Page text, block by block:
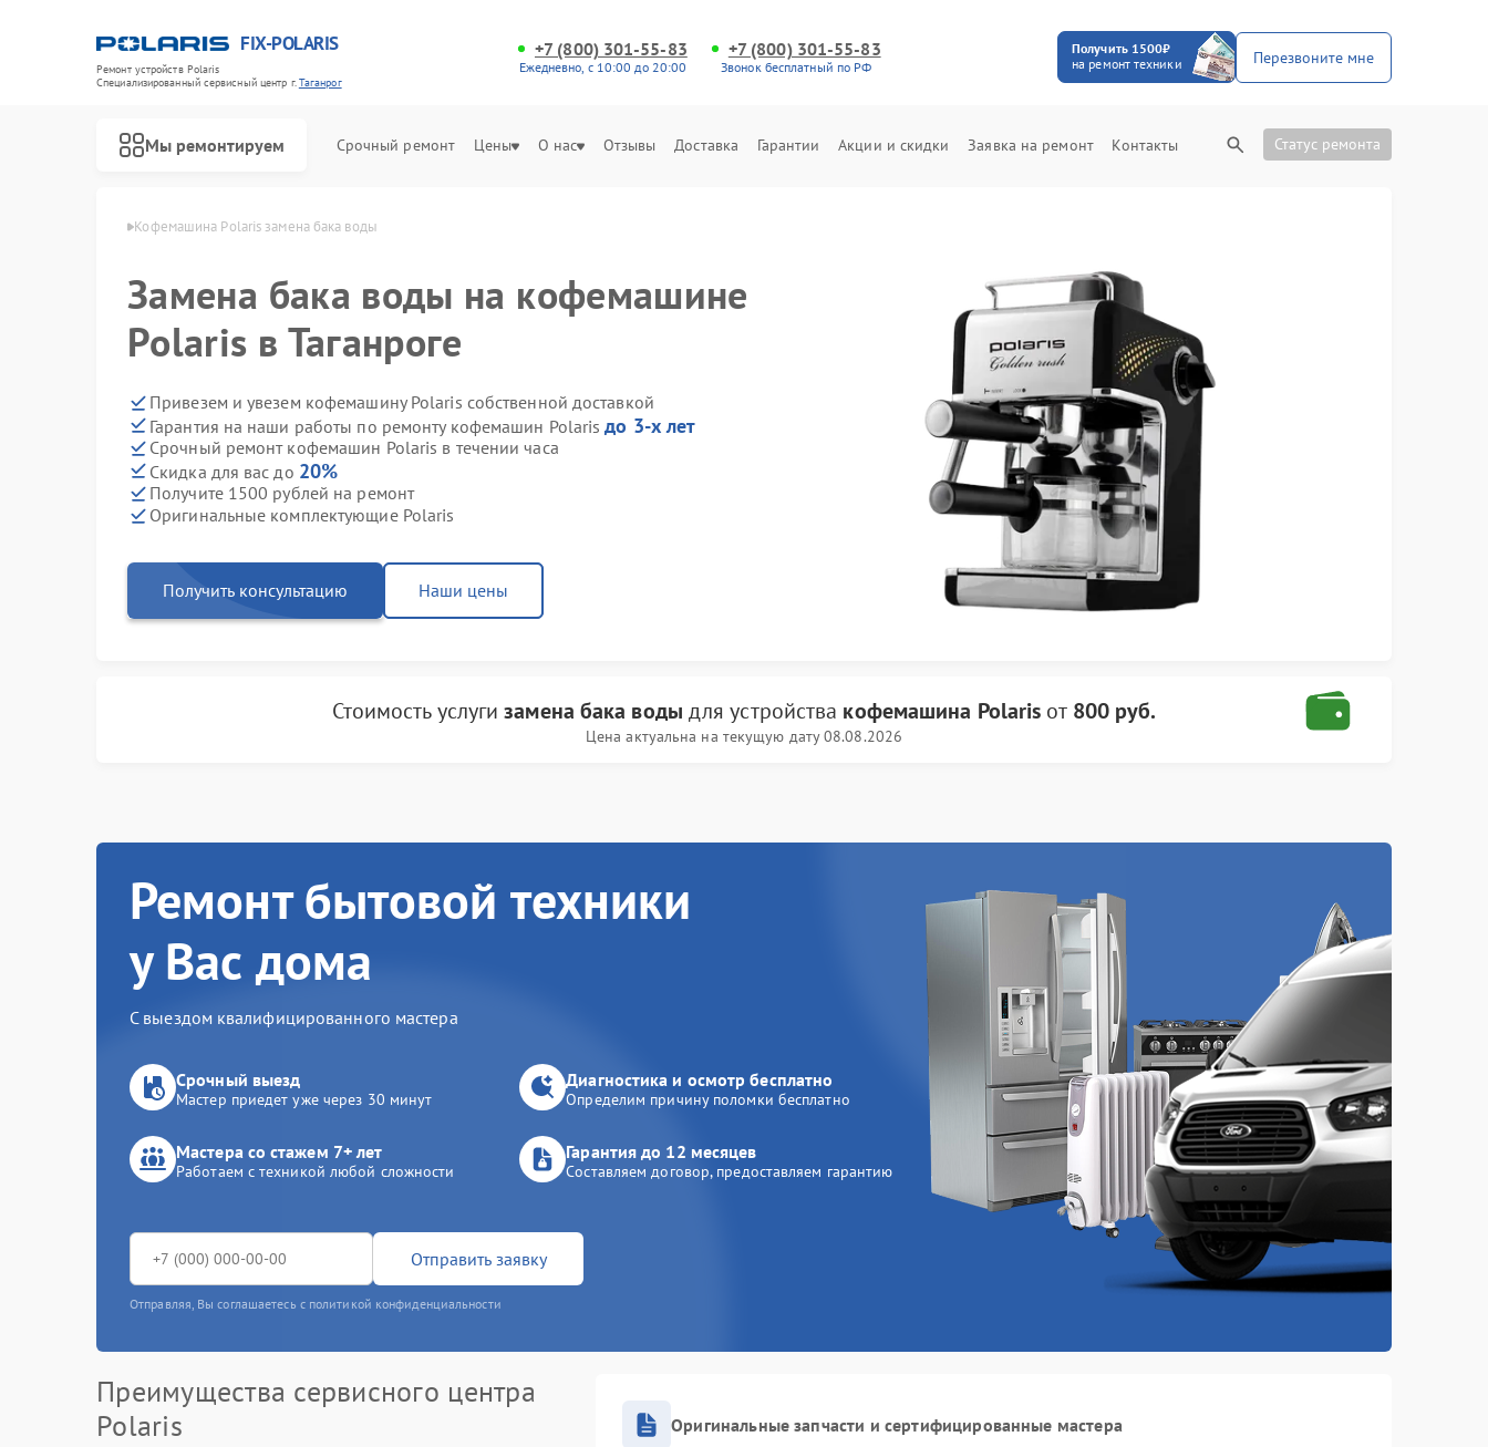
FIX-POLARIS
Ремонт устройств Polaris
Специализированный cервисный центр г.Таганрог
+7 (800) 301-55-83
Ежедневно, с 10:00 до 20:00
+7 (800) 301-55-83
Звонок бесплатный по РФ
Получить 1500₽
на ремонт техники
Перезвоните мне
Мы ремонтируем Срочный ремонт Цены О нас Отзывы Доставка Гарантии Акции и скидки Заявка на ремонт Контакты Статус ремонта
в Таганроге Кофемашина Polaris замена бака воды
Замена бака воды на кофемашине
Polaris в Таганроге
Привезем и увезем кофемашину Polaris собственной доставкой
Гарантия на наши работы по ремонту кофемашин Polarisдо 3-х лет
Срочный ремонт кофемашин Polaris в течении часа
Скидка для вас до 20%
Получите 1500 рублей на ремонт
Оригинальные комплектующие Polaris
Получить консультацию Наши цены
Стоимость услугизамена бака воды для устройства кофемашина Polaris от 800 руб.
Цена актуальна на текущую дату 08.08.2026
Ремонт бытовой техники
у Вас дома
С выездом квалифицированного мастера
Срочный выезд
Мастер приедет уже через 30 минут
Диагностика и осмотр бесплатно
Определим причину поломки бесплатно
Мастера со стажем 7+ лет
Работаем с техникой любой сложности
Гарантия до 12 месяцев
Составляем договор, предоставляем гарантию
Отправить заявку
Отправляя, Вы соглашаетесь с политикой конфиденциальности
Преимущества сервисного центра
Polaris
Оригинальные запчасти и сертифицированные мастера